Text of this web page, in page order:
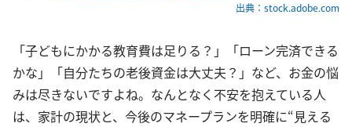
出典：stock.adobe.com
「子どもにかかる教育費は足りる？」「ローン完済できる
かな」「自分たちの老後資金は大丈夫？」など、お金の悩
みは尽きないですよね。なんとなく不安を抱えている人
は、家計の現状と、今後のマネープランを明確に“見える